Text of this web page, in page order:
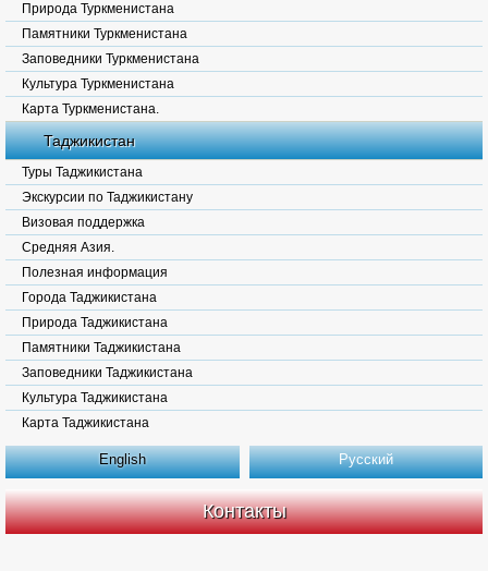
Природа Туркменистана
Памятники Туркменистана
Заповедники Туркменистана
Культура Туркменистана
Карта Туркменистана.
Таджикистан
Туры Таджикистана
Экскурсии по Таджикистану
Визовая поддержка
Средняя Азия.
Полезная информация
Города Таджикистана
Природа Таджикистана
Памятники Таджикистана
Заповедники Таджикистана
Культура Таджикистана
Карта Таджикистана
English Русский
Контакты